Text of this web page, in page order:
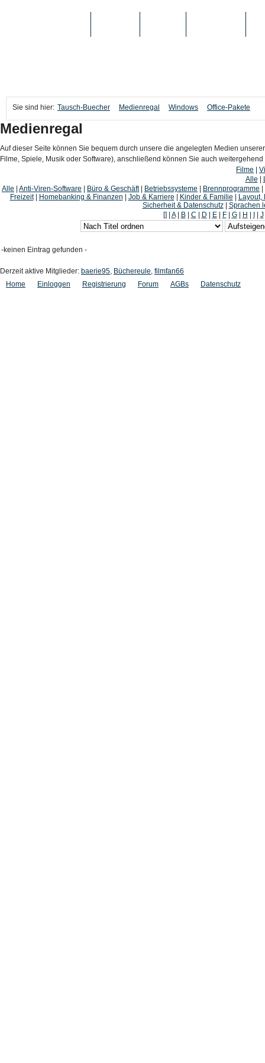
Sie sind hier: Tausch-Buecher Medienregal Windows Office-Pakete
Medienregal
Auf dieser Seite können Sie bequem durch unsere die angelegten Medien
Filme, Spiele, Musik oder Software), anschließend können Sie auch
Filme
Alle
Alle
Anti-Viren-Software Büro & Geschäft| Betriebssysteme Brennprogramme
Freizeit| Homebanking & Finanzen Job & Karriere Kinder & Familie
Layout,
Sicherheit & Datenschutz| Sprachen
[]
A| B| C D E| F| G| H J
-keinen Eintrag gefunden -
Derzeit aktive Mitglieder: baerie95, Büchereule, filmfan66
Home
Einloggen Registrierung Forum AGBs Datenschutz